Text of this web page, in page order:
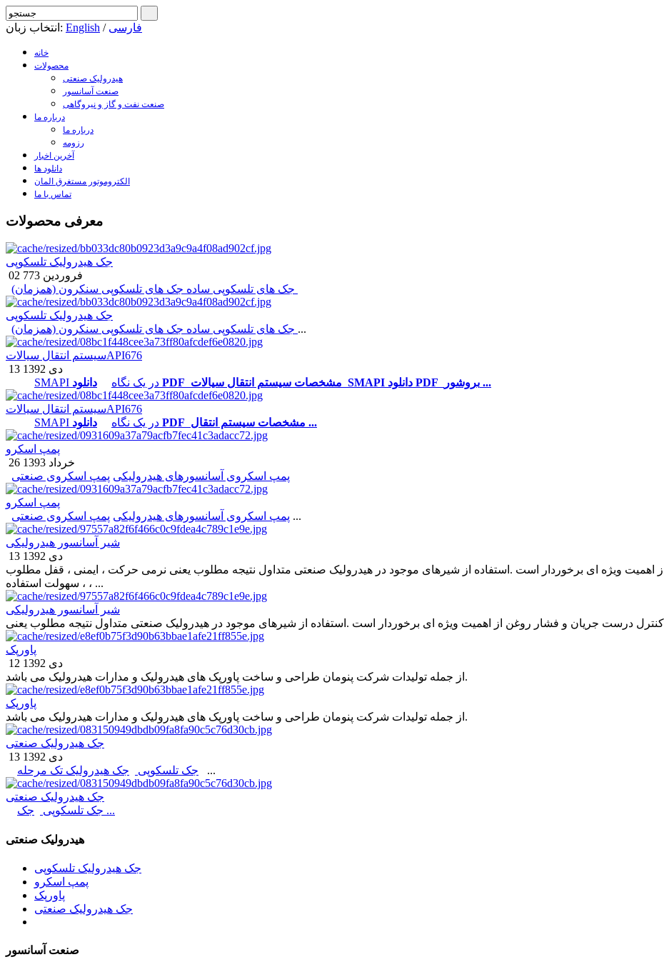
انتخاب زبان: English / فارسی
خانه
محصولات
هیدرولیک صنعتی
صنعت آسانسور
صنعت نفت و گاز و نیروگاهی
درباره ما
درباره ما
رزومه
آخرین اخبار
دانلود ها
الکتروموتور مستغرق المان
تماس با ما
معرفی محصولات
جک هیدرولیک تلسکوپی
02 فروردين 773
جک های تلسکوپی ساده
جک هیدرولیک تلسکوپی
جک های تلسکوپی ساده ...
سیستم انتقال سیالاتAPI676
13 دی 1392
SMAPI در یک نگاه
دانلود PDF مشخصات سیستم انتقال سیالات SMAPI دانلود PDF بروشور ...
سیستم انتقال سیالاتAPI676
SMAPI در یک نگاه
دانلود PDF مشخصات سیستم انتقال ...
پمپ اسکرو
26 خرداد 1393
پمپ اسکروی آسانسورهای هیدرولیکی پمپ اسکروی صنعتی
پمپ اسکرو
پمپ اسکروی آسانسورهای هیدرولیکی پمپ اسکروی صنعتی ...
شیر آسانسور هیدرولیکی
13 دی 1392
ویژه ای برخوردار است .استفاده از شیرهای موجود در هیدرولیک صنعتی متداول نتیجه مطلوب یعنی نرمی حرکت ، ایمنی ، قفل مطلوب
، سهولت استفاده ، ...
شیر آسانسور هیدرولیکی
پاورپک
12 دی 1392
از جمله تولیدات شرکت پنومان طراحی و ساخت پاورپک های هیدرولیک و مدارات هیدرولیک می باشد.
پاورپک
از جمله تولیدات شرکت پنومان طراحی و ساخت پاورپک های هیدرولیک و مدارات هیدرولیک می باشد.
جک هیدرولیک صنعتی
13 دی 1392
جک تلسکوپی
جک هیدرولیک تک مرحله ...
جک هیدرولیک صنعتی
جک تلسکوپی جک ...
هیدرولیک صنعتی
جک هیدرولیک تلسکوپی
پمپ اسکرو
پاورپک
جک هیدرولیک صنعتی
صنعت آسانسور